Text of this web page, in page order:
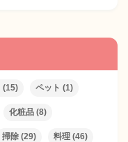
(15) ペット (1)
化粧品 (8)
掃除 (29) 料理 (46)